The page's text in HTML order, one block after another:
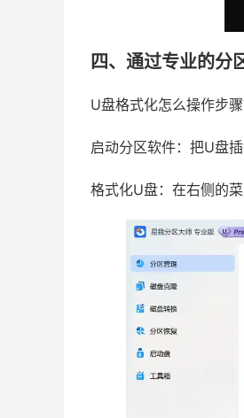
四、通过专业的分
U盘格式化怎么操作步
启动分区软件：把U盘
格式化U盘：在右侧的